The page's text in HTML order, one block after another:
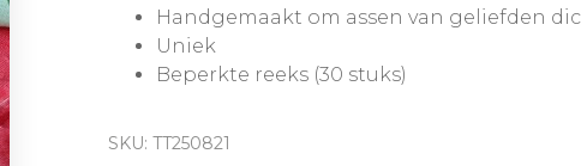
Handgemaakt om assen van geliefden
Uniek
Beperkte reeks (30 stuks)
SKU: TT250821